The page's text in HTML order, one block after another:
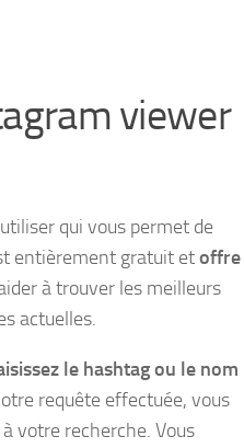
viewer
qui vous permet de
entièrement gratuit etoffre
à trouver les meilleurs
actuelles.
le hashtag ou le nom
requête effectuée, vous
à votre recherche. Vous